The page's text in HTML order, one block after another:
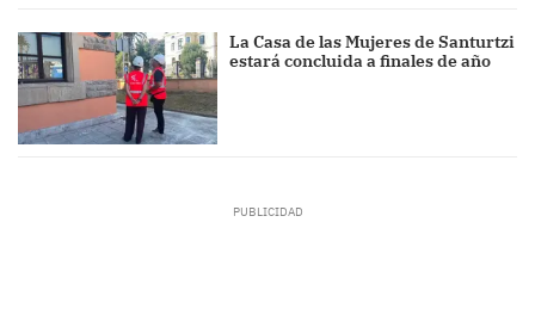
La Casa de las Mujeres de Santurtzi
estará concluida a finales de año